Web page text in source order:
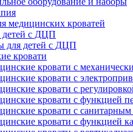
медицинских кроватей
детей с ДЦП
для детей с ДЦП
кровати
кровати с
кровати с
кровати с
кровати с функцией
кровати с
кровати с функцией